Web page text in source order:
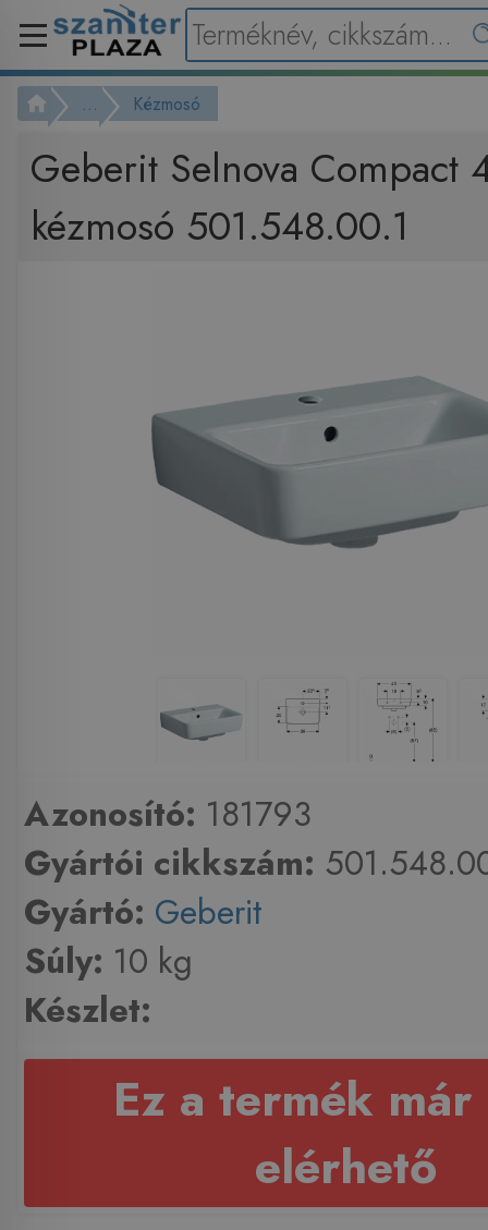
... Kézmosó
Geberit Selnova Compact
kézmosó 501.548.00.1
Azonosító: 181793
Gyártói cikkszám:
Gyártó: Geberit
Súly: 10 kg
Készlet:
Ez a termék már
elérhető